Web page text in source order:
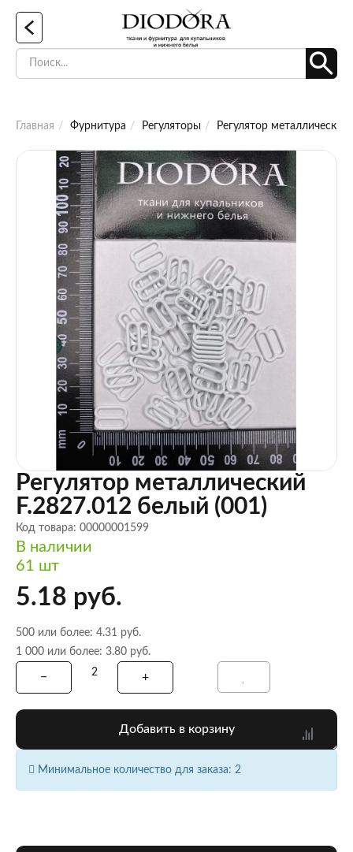
Главная Фурнитура Регуляторы Регулятор
Регулятор металлический
F.2827.012 белый (001)
Код товара: 00000001599
В наличии
61 шт
5.18 руб.
500 или более: 4.31 руб.
1 000 или более: 3.80 руб.
Добавить в корзину
Минимальное количество для заказа: 2